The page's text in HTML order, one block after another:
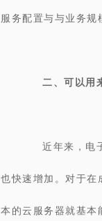
服务配置与与业务规
二、可以用
近年来，电
也快速增加。对于在
本的云服务器就基本